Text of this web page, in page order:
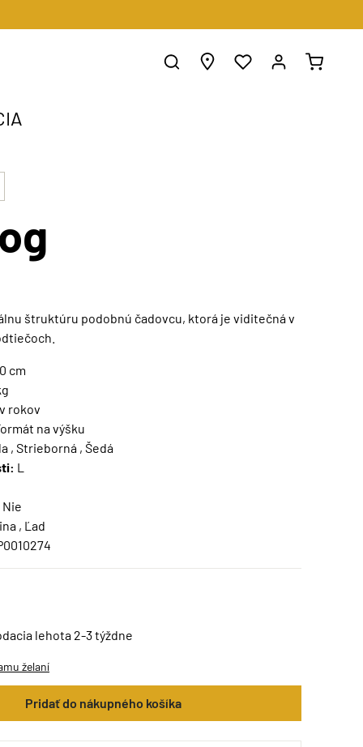
štruktúru podobnú čadovcu, ktorá je viditečná v
cm
rokov
na výšku
, Strieborná , Šedá
L
Nie
, Ľad
lehota 2-3 týždne
želaní
Pridať do nákupného košíka